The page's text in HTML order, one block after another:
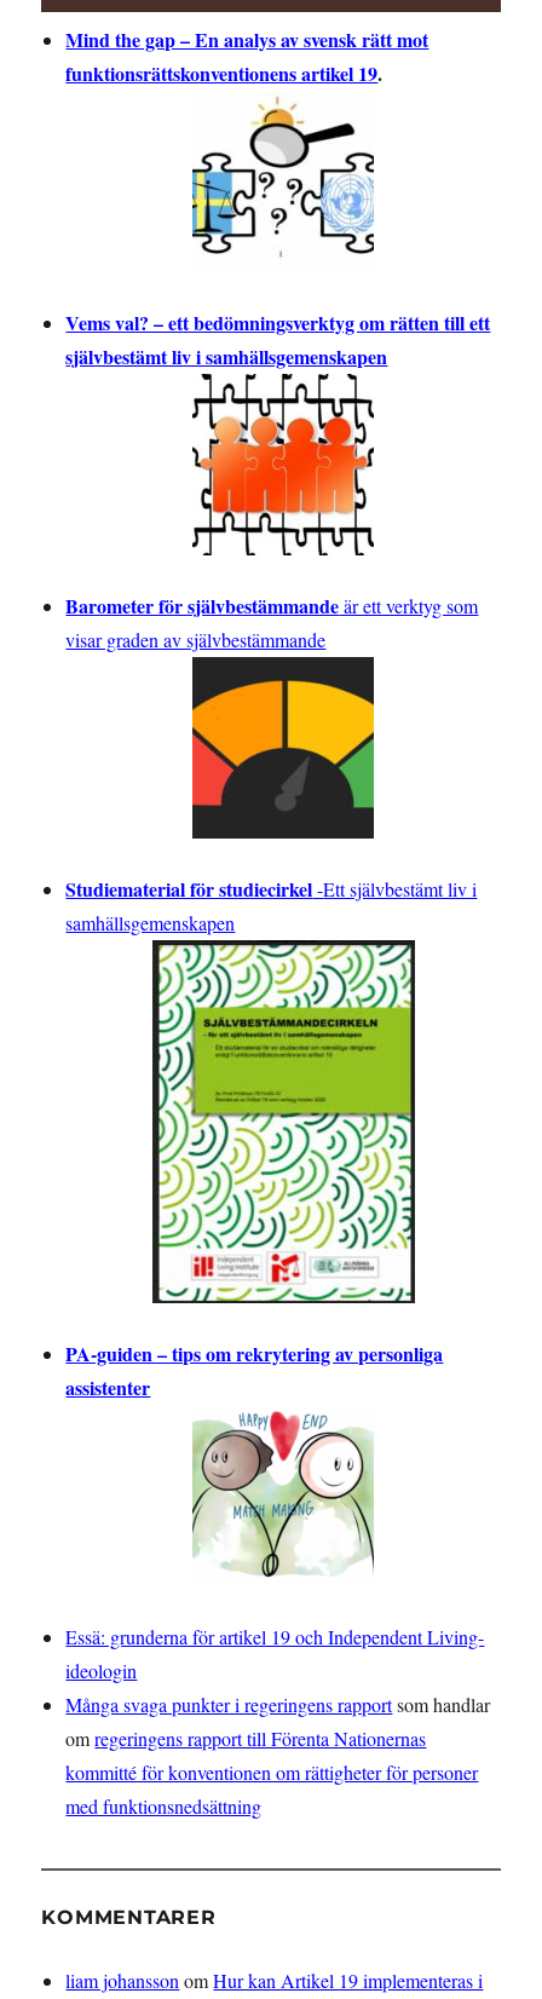
Mind the gap – En analys av svensk rätt mot
funktionsrättskonventionens artikel 19.
Vems val? – ett bedömningsverktyg om rätten till ett
självbestämt liv i samhällsgemenskapen
Barometer för självbestämmandeär ett verktyg som
visar graden av självbestämmande
Studiematerial för studiecirkel-Ett självbestämt liv i
samhällsgemenskapen
PA-guiden – tips om rekrytering av personliga
assistenter
Essä: grunderna för artikel 19 och Independent Living-
ideologin
Många svaga punkter i regeringens rapportsom handlar
omregeringens rapport till Förenta Nationernas
kommitté för konventionen om rättigheter för personer
med funktionsnedsättning
KOMMENTARER
liam johansson omHur kan Artikel 19 implementeras i